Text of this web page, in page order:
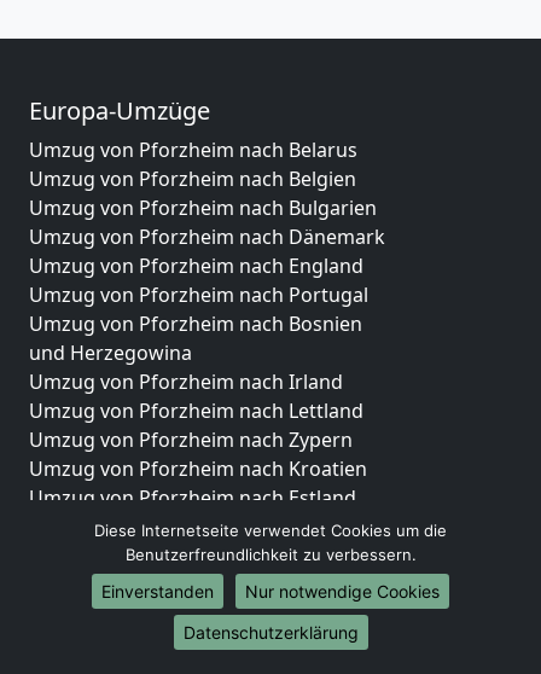
Europa-Umzüge
Umzug von Pforzheim nach Belarus
Umzug von Pforzheim nach Belgien
Umzug von Pforzheim nach Bulgarien
Umzug von Pforzheim nach Dänemark
Umzug von Pforzheim nach England
Umzug von Pforzheim nach Portugal
Umzug von Pforzheim nach Bosnien
und Herzegowina
Umzug von Pforzheim nach Irland
Umzug von Pforzheim nach Lettland
Umzug von Pforzheim nach Zypern
Umzug von Pforzheim nach Kroatien
Umzug von Pforzheim nach Estland
Umzug von Pforzheim nach Finnland
Umzug von Pforzheim nach Frankreich
Umzug von Pforzheim nach Griechenland
Umzug von Pforzheim nach Italien
Umzug von Pforzheim nach Liechtenstein
Diese Internetseite verwendet Cookies um die
Benutzerfreundlichkeit zu verbessern.
Einverstanden
Nur notwendige Cookies
Datenschutzerklärung